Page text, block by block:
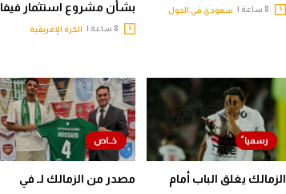
سعودي في الجول
بشأن مشروع استثمار فيفا
الكرة الإفريقية
الزمالك يغلق الباب أمام
مصدر من الزمالك لـ في